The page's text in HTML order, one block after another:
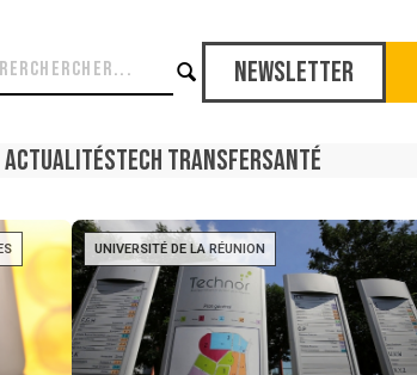
Newsletter
ActualitésTech TransferSanté
UNIVERSITÉ DE LA RÉUNION